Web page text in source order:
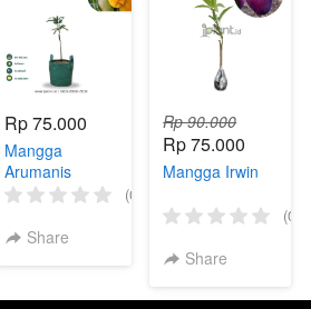
Rp 75.000
Mangga
Arumanis
(0)
Share
Rp 90.000
Rp 75.000
Mangga Irwin
(0)
Share